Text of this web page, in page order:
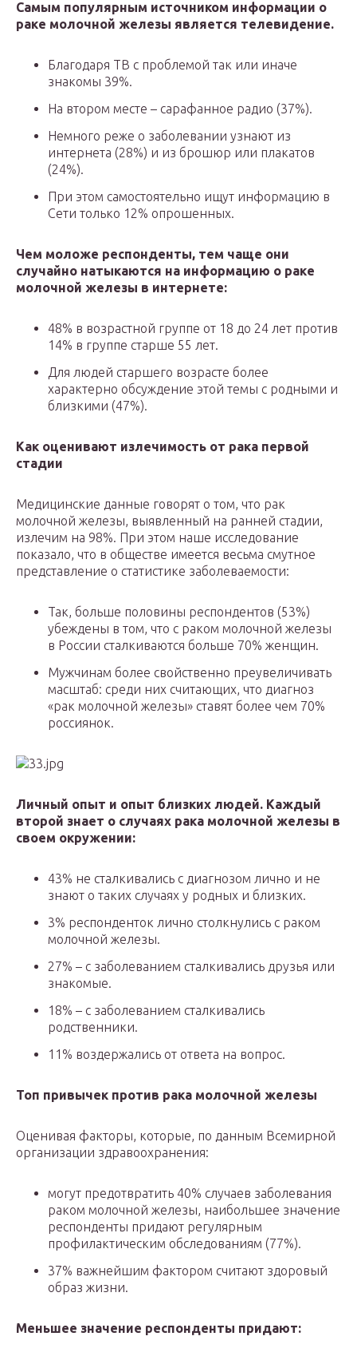
Самым популярным источником информации о
раке молочной железы является телевидение.
Благодаря ТВ с проблемой так или иначе
знакомы 39%.
На втором месте – сарафанное радио (37%).
Немного реже о заболевании узнают из
интернета (28%) и из брошюр или плакатов
(24%).
При этом самостоятельно ищут информацию в
Сети только 12% опрошенных.
Чем моложе респонденты, тем чаще они
случайно натыкаются на информацию о раке
молочной железы в интернете:
48% в возрастной группе от 18 до 24 лет против
14% в группе старше 55 лет.
Для людей старшего возрасте более
характерно обсуждение этой темы с родными и
близкими (47%).
Как оценивают излечимость от рака первой
стадии
Медицинские данные говорят о том, что рак
молочной железы, выявленный на ранней стадии,
излечим на 98%. При этом наше исследование
показало, что в обществе имеется весьма смутное
представление о статистике заболеваемости:
Так, больше половины респондентов (53%)
убеждены в том, что с раком молочной железы
в России сталкиваются больше 70% женщин.
Мужчинам более свойственно преувеличивать
масштаб: среди них считающих, что диагноз
«рак молочной железы» ставят более чем 70%
россиянок.
Личный опыт и опыт близких людей. Каждый
второй знает о случаях рака молочной железы в
своем окружении:
43% не сталкивались с диагнозом лично и не
знают о таких случаях у родных и близких.
3% респонденток лично столкнулись с раком
молочной железы.
27% – с заболеванием сталкивались друзья или
знакомые.
18% – с заболеванием сталкивались
родственники.
11% воздержались от ответа на вопрос.
Топ привычек против рака молочной железы
Оценивая факторы, которые, по данным Всемирной
организации здравоохранения:
могут предотвратить 40% случаев заболевания
раком молочной железы, наибольшее значение
респонденты придают регулярным
профилактическим обследованиям (77%).
37% важнейшим фактором считают здоровый
образ жизни.
Меньшее значение респонденты придают: